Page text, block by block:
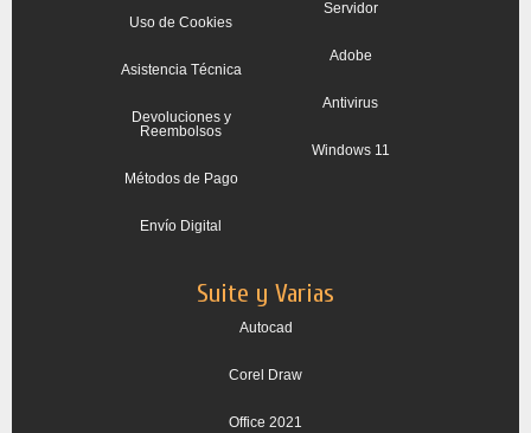
Uso de Cookies
Asistencia Técnica
Devoluciones y
Reembolsos
Métodos de Pago
Envío Digital
Servidor
Adobe
Antivirus
Windows 11
Suite y Varias
Autocad
Corel Draw
Office 2021